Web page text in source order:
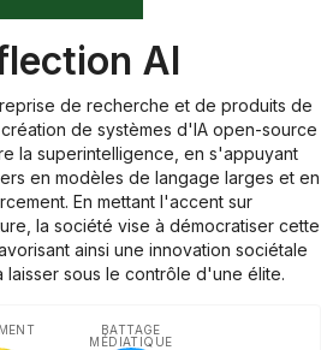
AI
de recherche et de produits de
de systèmes d'IA open-source
la superintelligence, en s'appuyant
en modèles de langage larges et en
En mettant l'accent sur
la société vise à démocratiser cette
ainsi une innovation sociétale
sous le contrôle d'une élite.
BATTAGE
MÉDIATIQUE